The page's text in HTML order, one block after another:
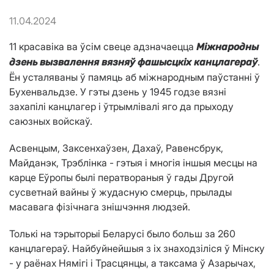
11.04.2024
11 красавіка ва ўсім свеце адзначаецца Міжнародны
дзень вызвалення вязняў фашысцкіх канцлагераў.
Ён усталяваны ў памяць аб міжнародным паўстанні ў
Бухенвальдзе. У гэты дзень у 1945 годзе вязні
захапілі канцлагер і ўтрымлівалі яго да прыходу
саюзных войскаў.
Асвенцым, Заксенхаўзен, Дахаў, Равенсбрук,
Майданэк, Трэблінка - гэтыя і многія іншыя месцы на
карце Еўропы былі ператвораныя ў гады Другой
сусветнай вайны ў жудасную смерць, прылады
масавага фізічнага знішчэння людзей.
Толькі на тэрыторыі Беларусі было больш за 260
канцлагераў. Найбуйнейшыя з іх знаходзіліся ў Мінску
- у раёнах Нямігі і Трасцянцы, а таксама ў Азарычах,